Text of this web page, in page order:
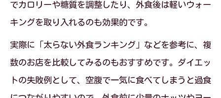
自然に痩せるための外食シーン活用法
外食術
太らない外食チェーンを活かしたダイエ
ット習慣
でカロリーや糖質を調整したり、外食後は軽いウォー
キングを取り入れるのも効果的です。
実際に「太らない外食ランキング」などを参考に、複
数のお店を比較してみるのもおすすめです。ダイエッ
トの失敗例として、空腹で一気に食べてしまうと過食